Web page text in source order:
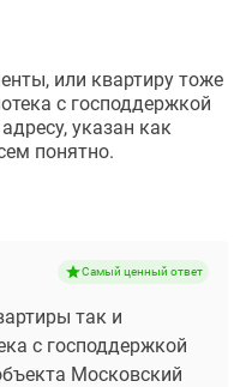
или квартиру тоже
с господдержкой
указан как
понятно.
Самый ценный ответ
так и
с господдержкой
Московский